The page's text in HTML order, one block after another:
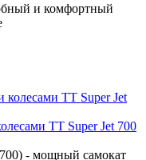
и комфортный
TT Super Jet 700
- мощный самокат